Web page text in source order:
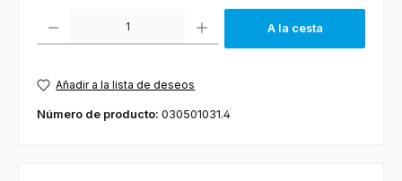
A la cesta
Añadir a la lista de deseos
Número de producto: 030501031.4